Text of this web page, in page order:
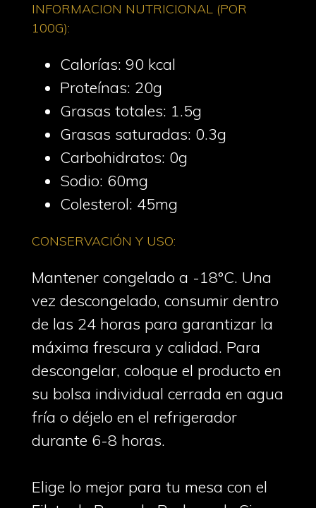
INFORMACION NUTRICIONAL (POR
100G):
Calorías: 90 kcal
Proteínas: 20g
Grasas totales: 1.5g
Grasas saturadas: 0.3g
Carbohidratos: 0g
Sodio: 60mg
Colesterol: 45mg
CONSERVACIÓN Y USO:
Mantener congelado a -18°C. Una
vez descongelado, consumir dentro
de las 24 horas para garantizar la
máxima frescura y calidad. Para
descongelar, coloque el producto en
su bolsa individual cerrada en agua
fría o déjelo en el refrigerador
durante 6-8 horas.
Elige lo mejor para tu mesa con el